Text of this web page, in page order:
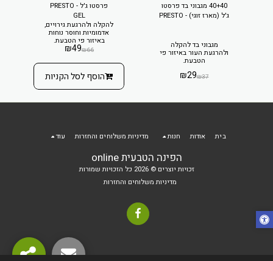
40+40 מגבוני בד פרסטו
ג'ל (מארז זוגי) - PRESTO
מגבוני בד להקלה
ולהרגעת העור באיזור פי
הטבעת.
₪37
₪29
פרסטו ג'ל - PRESTO
GEL
להקלה ולהרגעת גירויים,
אדמומיות וחוסר נוחות
באיזור פי הטבעת.
₪66
₪49
הוסף לסל הקניות
הפינה הטבעית online
זכויות יוצרים © 2026 כל הזכויות שמורות
מדיניות משלוחים והחזרות
בית אודות חנות מדיניות משלוחים והחזרות עוד